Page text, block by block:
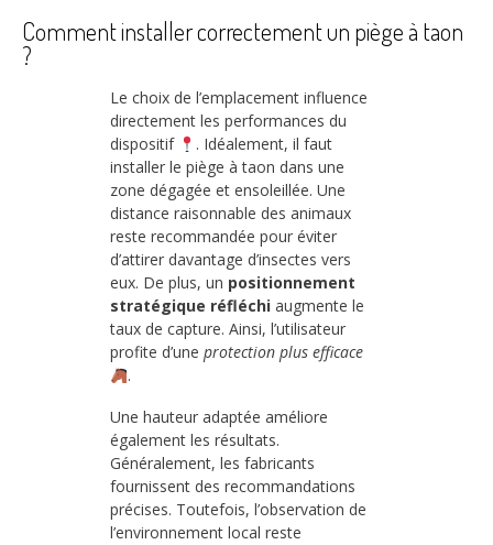
Comment installer correctement un piège à taon
?
Le choix de l’emplacement influence
directement les performances du
dispositif
. Idéalement, il faut
installer le piège à taon dans une
zone dégagée et ensoleillée. Une
distance raisonnable des animaux
reste recommandée pour éviter
d’attirer davantage d’insectes vers
eux. De plus, un positionnement
stratégique réfléchi augmente le
taux de capture. Ainsi, l’utilisateur
profite d’une protection plus efficace
.
Une hauteur adaptée améliore
également les résultats.
Généralement, les fabricants
fournissent des recommandations
précises. Toutefois, l’observation de
l’environnement local reste